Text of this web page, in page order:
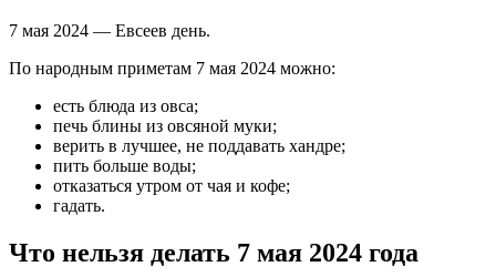
7 мая 2024 — Евсеев день.
По народным приметам 7 мая 2024 можно:
есть блюда из овса;
печь блины из овсяной муки;
верить в лучшее, не поддавать хандре;
пить больше воды;
отказаться утром от чая и кофе;
гадать.
Что нельзя делать 7 мая 2024 года